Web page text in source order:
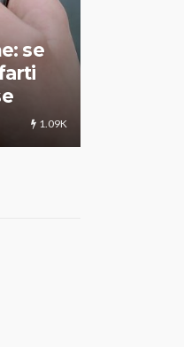
se
1.09K